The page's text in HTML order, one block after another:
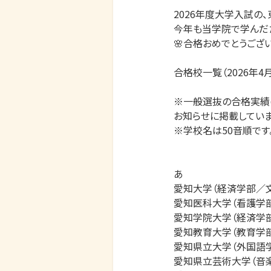
2026年度大学入試の、東京個別指導学院・関西個別指導学院の合格実績は以下の通りです。
今年も当学院で学んだたくさんの生徒さんが、志望校合格を勝ち取りました！
🌸合格おめでとうございます🌸

合格校一覧（2026年4月13日時点）

※一般選抜の合格実績のみ掲載しています。総合型選抜・学校推薦型選抜・内部進学の合格実績については別のお知らせに掲載しています。
※学校名は50音順です。


あ
愛知大学（経済学部／文学部／法学部）
愛知医科大学（看護学部）
愛知学院大学（経済学部／歯学部／心理学部／文学部／法学部／薬学部）
愛知教育大学（教育学部）
愛知県立大学（外国語学部／看護学部）
愛知県立芸術大学（音楽学部／美術学部）
愛知工業大学（工学部）
愛知淑徳大学（建築学部／食健康科学部／人間情報学部／ビジネス学部）
青山学院大学（教育人間科学部／経営学部／経済学部／国際政治経済学部／社会情報学部／総合文化政策学部／地球社会共生学部／文学部／法学部／理工学部）
秋田大学（医学部／情報データ科学部／総合環境理工学部）
旭川医科大学（医学部）
麻布大学（獣医学部／生命・環境科学部）
亜細亜大学（経営学部／経済学部／健康スポーツ科学部／国際関係学部／社会学部／法学部）
跡見学園女子大学（観光コミュニティ学部／心理学部／文学部／マネジメント学部）
石川県立大学（生物資源環境学部）
石巻専修大学（理工学部）
茨城大学（工学部／人文社会科学部／理学部）
医療創生大学（国際看護学部）
岩手大学（農学部）
岩手医科大学（看護学部）
宇都宮大学（工学部／地域デザイン科学部／農学部）
浦和大学（社会学部）
江戸川大学（メディアコミュニケーション学部）
愛媛大学（医学部／工学部／法文学部）
追手門学院大学（経営学部／国際学部／社会学部／心理学部／地域創造学部／文学部／法学部／理工学部）
桜美林大学（教育探究科学群／グローバル・コミュニケーション学群／芸術文化学群／健康福祉学群／航空・マネジメント学群／ビジネスマネジメント学群／リベラルアーツ学群）
大分大学（理工学部）
大阪大学（医学部／外国語学部／基礎工学部／工学部／人間科学部／文学部）
大阪大谷大学（薬学部）
大阪音楽大学（音楽学部）
大阪学院大学（経営学部／法学部）
大阪教育大学（教育学部）
大阪経済大学（経営学部／経済学部／情報社会学部）
大阪経済法科大学（経営学部／経済学部／法学部）
大阪芸術大学（芸術学部）
大阪工業大学（工学部／情報科学部／ロボティクス＆デザイン工学部）
大阪公立大学（医学部／看護学部／経済学部／現代システム科学域／商学部／生活科学部／文学部／理学部）
大阪国際大学（国際教養学部／人間科学部）
大阪産業大学（経営学部／経済学部／国際学部）
大阪商業大学（総合経営学部）
大阪信愛学院大学（看護学部）
大阪成蹊大学（看護学部／経営学部／データサイエンス学部）
大阪電気通信大学（建築・デザイン学部／工学部／総合情報学部）
大阪人間科学大学（心理学部）
大谷大学（教育学部／文学部）
大妻女子大学（家政学部／社会情報学部／データサイエンス学部／人間共生学部／比較文化学部／文学部）
大手前大学（経営学部／健康栄養学部／現代社会学部／建築＆芸術学部／国際日本学部）
岡山大学（工学部）
岡山県立大学（保健福祉学部）
岡山理科大学（獣医学部／生命科学部）
沖縄県立芸術大学（美術工芸学部）
お茶の水女子大学（共創工学部／生活科学部／文教育学部／理学部）
帯広畜産大学（畜産学部）

か
開智国際大学（教育学部）
嘉悦大学（経営経済学部）
学習院大学（経済学部／国際社会科学部／国際文化交流学部／文学部／法学部／理学部）
鹿児島大学（医学部／工学部／水産学部／農学部）
神奈川大学（外国語学部／化学生命学部／経営学部／経済学部／建築学部／工学部／国際日本学部／情報学部／人間科学部／法学部／理学部）
神奈川県立保健福祉大学（保健福祉学部）
神奈川工科大学（健康医療科学部／工学部／情報学部）
神奈川歯科大学（歯学部）
金沢大学（医薬保健学域／人間社会学域／理工学域）
金沢医科大学（医学部）
金沢工業大学（情報理工学部）
鹿屋体育大学（体育学部）
鎌倉女子大学（家政学部／教育学部）
川崎医療福祉大学（医療福祉学部）
川崎市立看護大学（看護学部）
関西大学（外国語学部／化学生命工学部／環境都市工学部／経済学部／システム理工学部／社会学部／商学部／政策創造学部／総合情報学部／人間健康学部／ビジネスデータサイエンス学部／文学部／法学部）
関西医科大学（医学部／看護学部）
関西医療大学（保健看護学部）
関西外国語大学（英語キャリア学部／英語国際学部／外国語学部／国際共生学部）
関西国際大学（教育学部／経営学部／情報学部）
関西学院大学（教育学部／経済学部／建築学部／工学部／国際学部／社会学部／商学部／神学部／生命環境学部／総合政策学部／人間福祉学部／文学部／法学部／理学部）
神田外語大学（外国語学部／グローバル・リベラルアーツ学部）
関東学院大学（栄養学部／看護学部／教育学部／経営学部／経済学部／建築・環境学部／国際文化学部／社会学部／情報学部／人間共生学部／法学部／理工学部）
畿央大学（教育学部／健康科学部）
北九州市立大学（経済学部／国際環境工学部）
北里大学（医学部／医療衛生学部／海洋生命科学部／看護学部／健康科学部／獣医学部／未来工学部／薬学部／理学部）
北見工業大学（工学部）
吉備国際大学（農学部）
岐阜大学（応用生物科学部／工学部）
岐阜医療科学大学（保健科学部）
九州大学（教育学部／共創学部／工学部／農学部／文学部／法学部）
九州共立大学（経済学部／スポーツ学部）
九州国際大学（現代ビジネス学部／法学部）
九州産業大学（経済学部／芸術学部／建築都市工学部／国際文化学部／商学部／生命科学